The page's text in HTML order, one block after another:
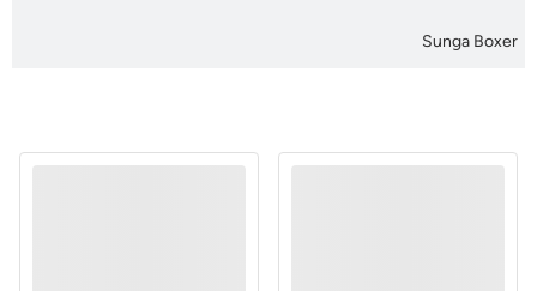
Sunga Boxer